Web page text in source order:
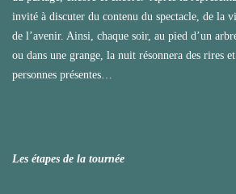
invité à discuter du contenu du spectacle, de la
de l’avenir. Ainsi, chaque soir, au pied d’un
ou dans une grange, la nuit résonnera des rires
personnes présentes…
Les étapes de la tournée